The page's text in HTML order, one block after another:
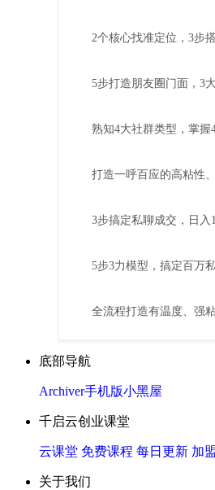
2个核心找准定位，3步
5步打造朋友圈门面，3
熟知4大社群类型，掌握
打造一呼百应的高粘性
3步搞定私聊成交，日
5步3力模型，搞定百万
全流程打造有温度、强
底部导航
Archiver手机版小黑屋
千启云创业课堂
云课堂 免费课程 每日更新 加
关于我们